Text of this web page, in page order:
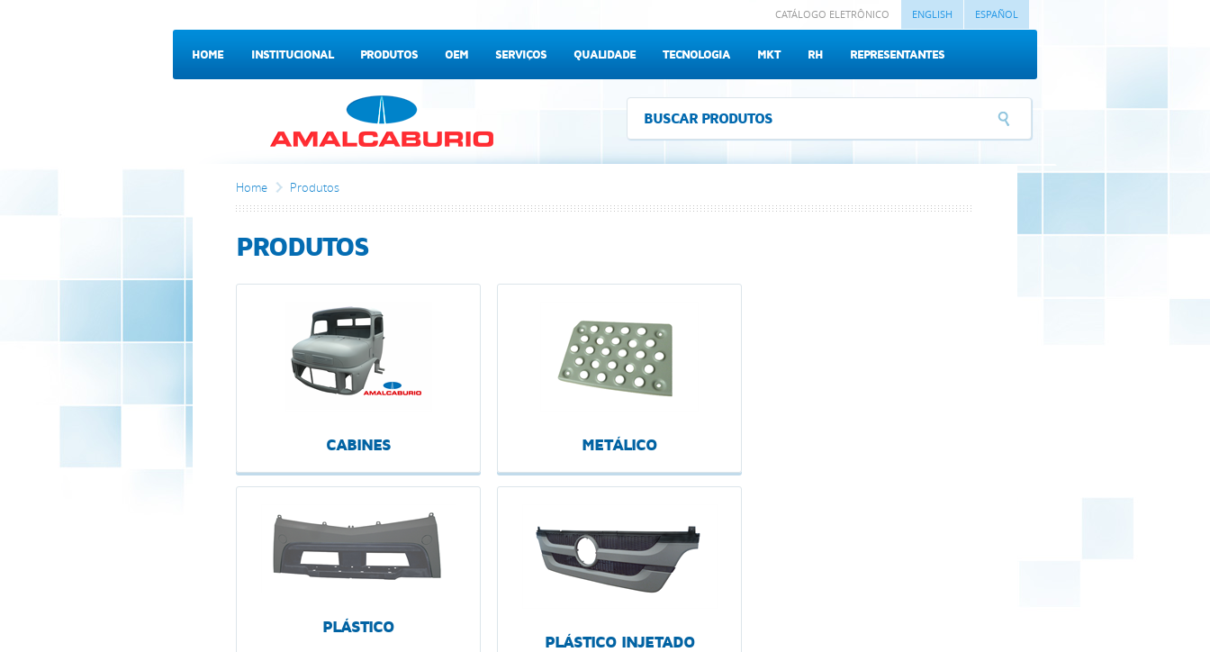
CATÁLOGO ELETRÔNICO ENGLISH ESPAÑOL
HOME INSTITUCIONAL PRODUTOS OEM SERVIÇOS QUALIDADE TECNOLOGIA MKT RH REPRESENTANTES
Home Produtos
PRODUTOS
CABINES METÁLICO
PLÁSTICO
PLÁSTICO INJETADO